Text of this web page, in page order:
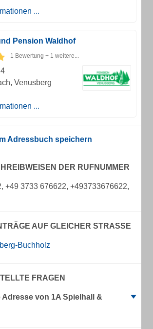
...
Pension Waldhof
1 Bewertung + 1 weitere...
Venusberg
...
Adressbuch speichern
DER RUFNUMMER
+49 3733 676622, +493733676622,
AUF GLEICHER STRASSE
Buchholz
FRAGEN
Adresse von 1A Spielhall &